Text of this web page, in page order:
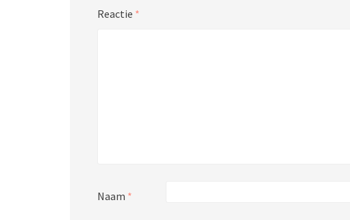
Reactie *
Naam *